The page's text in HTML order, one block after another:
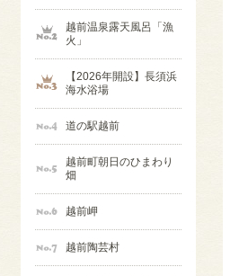
越前温泉露天風呂「漁
火」
【2026年開設】長須浜
海水浴場
道の駅越前
越前町朝日のひまわり
畑
越前岬
越前陶芸村